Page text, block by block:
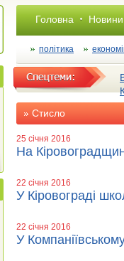
Головна Новини
політика
Стисло
25 січня 2016
На
22 січня 2016
У Кіровограді
22 січня 2016
У